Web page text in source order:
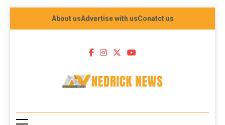
About usAdvertise with usConatct us
NEDRICK NEWS